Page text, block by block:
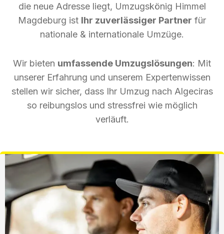
die neue Adresse liegt, Umzugskönig Himmel
Magdeburg ist Ihr zuverlässiger Partner für
nationale & internationale Umzüge.
Wir bieten umfassende Umzugslösungen: Mit
unserer Erfahrung und unserem Expertenwissen
stellen wir sicher, dass Ihr Umzug nach Algeciras
so reibungslos und stressfrei wie möglich
verläuft.